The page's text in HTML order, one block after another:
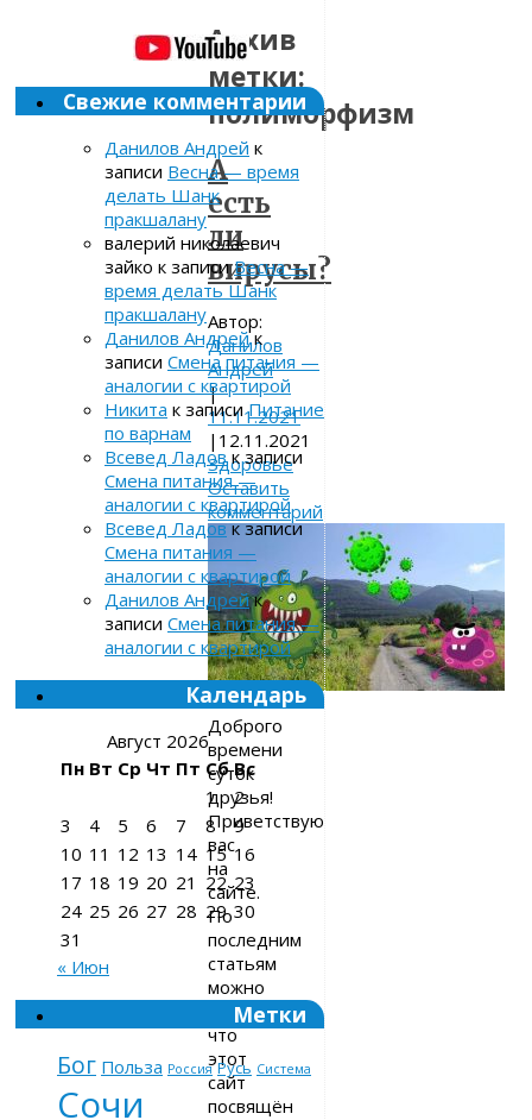
Архив
метки:
полиморфизм
А
есть
ли
вирусы?
Автор:
Данилов
Андрей
|
11.11.2021
| 12.11.2021
Здоровье
Оставить
комментарий
Доброго
времени
суток
друзья!
Приветствую
вас
на
сайте.
По
последним
статьям
можно
подумать,
что
этот
сайт
посвящён
Свежие комментарии
Данилов Андрей к
записи Весна — время
делать Шанк
пракшалану
валерий николаевич
зайко к записиВесна —
время делать Шанк
пракшалану
Данилов Андрейк
записи Смена питания —
аналогии с квартирой
Никита к записиПитание
по варнам
Всевед Ладовк записи
Смена питания —
аналогии с квартирой
Всевед Ладовк записи
Смена питания —
аналогии с квартирой
Данилов Андрейк
записи Смена питания —
аналогии с квартирой
Календарь
Август 2026
Пн Вт Ср Чт Пт Сб Вс
1
2
3
4 5 6 7 8
9
10 11 12 13 14 15 16
17 18 19 20 21 22 23
24 25 26 27 28 29 30
31
« Июн
Метки
Бог Польза Россия Русь Система
Сочи